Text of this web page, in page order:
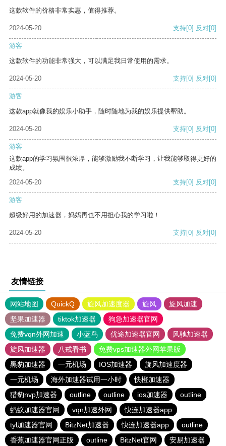
这款软件的价格非常实惠，值得推荐。
2024-05-20 支持[0] 反对[0]
游客
这款软件的功能非常强大，可以满足我日常使用的需求。
2024-05-20 支持[0] 反对[0]
游客
这款app就像我的娱乐小助手，随时随地为我的娱乐提供帮助。
2024-05-20 支持[0] 反对[0]
游客
这款app的学习氛围很浓厚，能够激励我不断学习，让我能够取得更好的
成绩。
2024-05-20
支持[0] 反对[0]
游客
超级好用的加速器，妈妈再也不用担心我的学习啦！
2024-05-20 支持[0] 反对[0]
友情链接
网站地图 QuickQ 旋风加速度器 旋风
旋风加速
坚果加速器
tiktok加速器
狗急加速器官网
免费vqn外网加速
小蓝鸟 优途加速器官网
风驰加速器
旋风加速器
八戒看书
免费vps加速器外网苹果版
黑豹加速器
一元机场 IOS加速器
旋风加速度器
一元机场
海外加速器试用一小时
快橙加速器
猎豹nvp加速器
outline outline ios加速器
outline
蚂蚁加速器官网
vqn加速外网
快连加速器app
tyl加速器官网
BitzNet加速器 快连加速器app
outline
香蕉加速器官网正版
outline BitzNet官网 安易加速器